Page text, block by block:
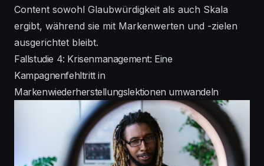
Content sowohl Glaubwürdigkeit als auch Skala
ergibt, während sie mit Markenwerten und -zielen
ausgerichtet bleibt.
Fallstudie 4: Krisenmanagement: Eine
Kampagnenfehltritt in
Markenwiederherstellungslektionen umwandeln